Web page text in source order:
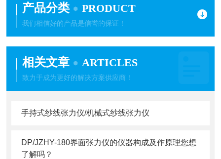
产品分类 PRODUCT
我们相信好的产品是信誉的保证！
相关文章 ARTICLES
致力于成为更好的解决方案供应商！
手持式纱线张力仪/机械式纱线张力仪
DP/JZHY-180界面张力仪的仪器构成及作原理您想
了解吗？